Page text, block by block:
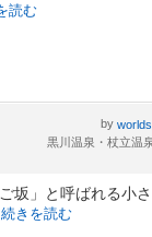
読む
by
黒川温泉・杖立温
坂」と呼ばれる小
続きを読む